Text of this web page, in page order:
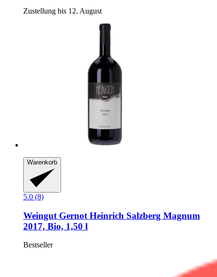
Zustellung bis 12. August
Warenkorb
5.0 (8)
Weingut Gernot Heinrich Salzberg Magnum
2017, Bio, 1,50 l
Bestseller